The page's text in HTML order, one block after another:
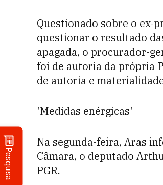
Pesquisa
Questionado sobre o ex-
questionar o resultado
apagada, o procurador-
foi de autoria da própria
de autoria e
'Medidas enérgicas'
Na segunda-feira, Aras
Câmara, o deputado
PGR.